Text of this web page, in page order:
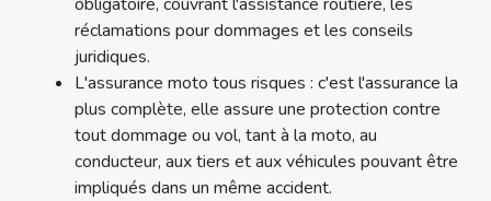
réclamations pour dommages et les conseils
juridiques.
L'assurance moto tous risques : c'est l'assurance la
plus complète, elle assure une protection contre
tout dommage ou vol, tant à la moto, au
conducteur, aux tiers et aux véhicules pouvant être
impliqués dans un même accident.